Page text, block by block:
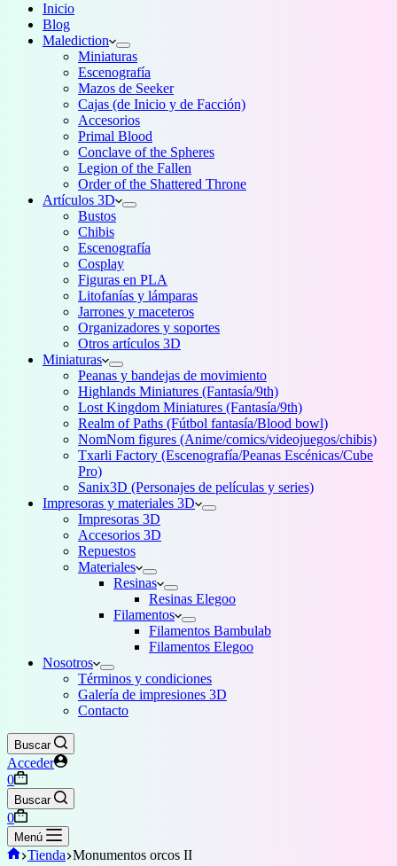
Inicio
Blog
Malediction
Miniaturas
Escenografía
Mazos de Seeker
Cajas (de Inicio y de Facción)
Accesorios
Primal Blood
Conclave of the Spheres
Legion of the Fallen
Order of the Shattered Throne
Artículos 3D
Bustos
Chibis
Escenografía
Cosplay
Figuras en PLA
Litofanías y lámparas
Jarrones y maceteros
Organizadores y soportes
Otros artículos 3D
Miniaturas
Peanas y bandejas de movimiento
Highlands Miniatures (Fantasía/9th)
Lost Kingdom Miniatures (Fantasía/9th)
Realm of Paths (Fútbol fantasía/Blood bowl)
NomNom figures (Anime/comics/videojuegos/chibis)
Txarli Factory (Escenografía/Peanas Escénicas/Cube
Pro)
Sanix3D (Personajes de películas y series)
Impresoras y materiales 3D
Impresoras 3D
Accesorios 3D
Repuestos
Materiales
Resinas
Resinas Elegoo
Filamentos
Filamentos Bambulab
Filamentos Elegoo
Nosotros
Términos y condiciones
Galería de impresiones 3D
Contacto
Buscar
Acceder
Carro
de
compra
0
Buscar
Carro
de
compra
0
Menú
Inicio
Tienda Monumentos orcos II